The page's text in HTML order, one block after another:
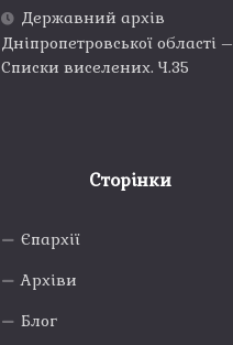
Державний архів
Дніпропетровської області –
Списки виселених. Ч.35
Сторінки
Єпархії
Архіви
Блог